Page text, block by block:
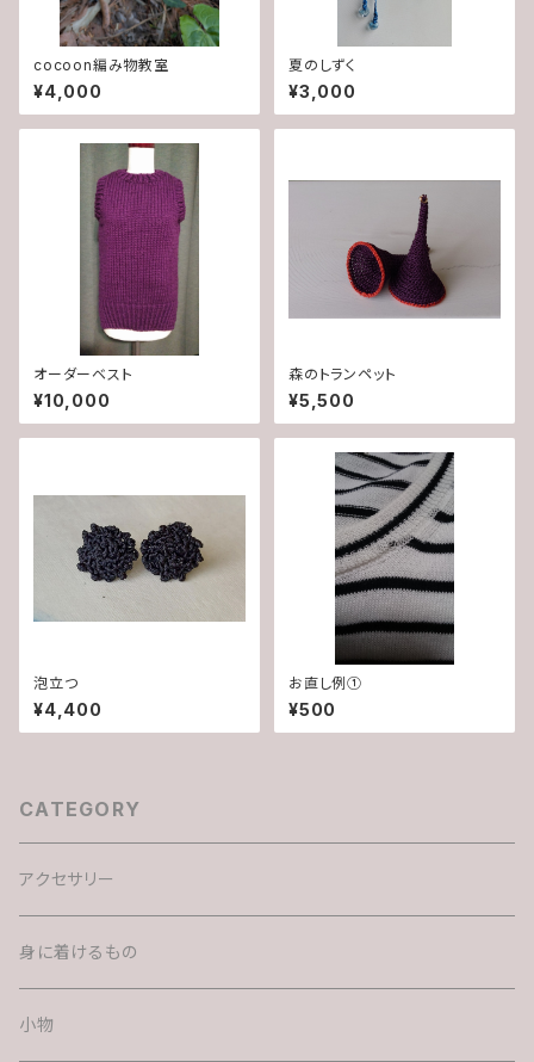
cocoon編み物教室
¥4,000
夏のしずく
¥3,000
オーダーベスト
¥10,000
森のトランペット
¥5,500
泡立つ
¥4,400
お直し例①
¥500
CATEGORY
アクセサリー
身に着けるもの
小物